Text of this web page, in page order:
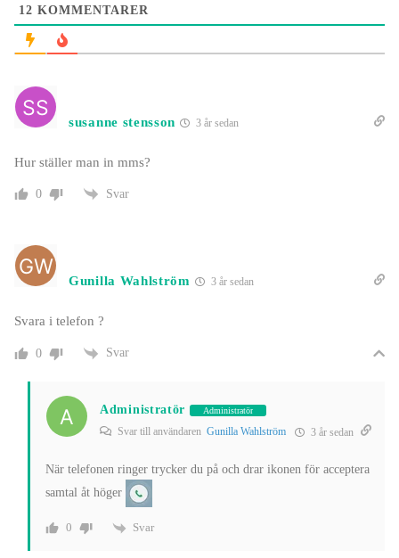
12 KOMMENTARER
susanne stensson 3 år sedan
Hur ställer man in mms?
0 Svar
Gunilla Wahlström 3 år sedan
Svara i telefon ?
0 Svar
Administratör Administratör
Svar till användaren Gunilla Wahlström 3 år sedan
När telefonen ringer trycker du på och drar ikonen för acceptera
samtal åt höger
0 Svar